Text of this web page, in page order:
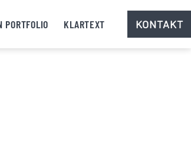
PORTFOLIO KLARTEXT KONTAKT